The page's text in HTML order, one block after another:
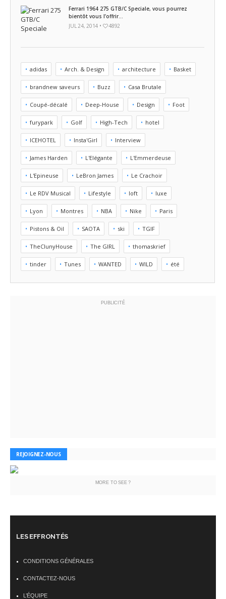
Ferrari 1964 275 GTB/C Speciale, vous pourrez
bientôt vous l’offrir...
JUL 24, 2014 •
4892
adidas Arch. & Design architecture Basket
brandnew saveurs Buzz Casa Brutale
Coupé-décalé Deep-House Design Foot
furypark Golf High-Tech hotel
ICEHOTEL Insta'Girl Interview
James Harden L'Elégante L'Emmerdeuse
L'Epineuse LeBron James Le Crachoir
Le RDV Musical Lifestyle loft luxe
Lyon Montres NBA Nike Paris
Pistons & Oil SAOTA ski TGIF
TheClunyHouse The GIRL thomaskrief
tinder Tunes WANTED WILD été
PUBLICITÉ
REJOIGNEZ-NOUS
MORE TO SEE ?
LES EFFRONTÉS
CONDITIONS GÉNÉRALES
CONTACTEZ-NOUS
L’ÉQUIPE